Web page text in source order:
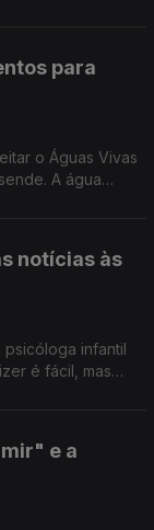
para
o Águas Vivas
A água
notícias às
psicóloga infantil
é fácil, mas
e a